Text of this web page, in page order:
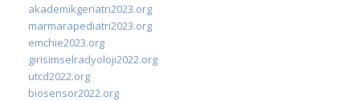
akademikgeriatri2023.org
marmarapediatri2023.org
emchie2023.org
girisimselradyoloji2022.org
utcd2022.org
biosensor2022.org